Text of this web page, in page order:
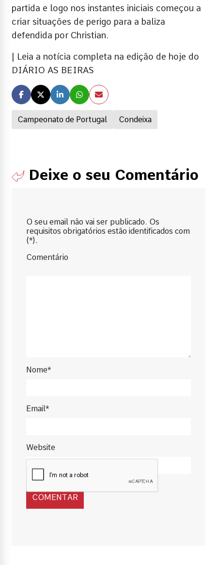
Campeonato de Portugal Condeixa
partida e logo nos instantes iniciais começou a
criar situações de perigo para a baliza
defendida por Christian.
| Leia a notícia completa na edição de hoje do
DIÁRIO AS BEIRAS
Deixe o seu Comentário
O seu email não vai ser publicado. Os
requisitos obrigatórios estão identificados com
(*).
Comentário
Nome*
Email*
Website